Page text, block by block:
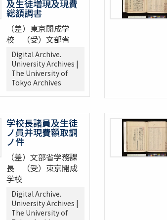
及生徒増現及現費
総額調書
（差）東京開成学
校 （受）文部省
Digital Archive.
University Archives |
The University of
Tokyo Archives
学校長諸員及生徒
ノ員并現費額取調
ノ件
（差）文部省学務課
長 （受）東京開成
学校
Digital Archive.
University Archives |
The University of